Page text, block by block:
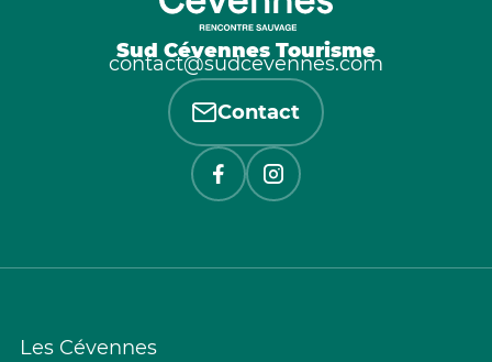
Sud Cévennes Tourisme
contact@sudcevennes.com
Contact
Les Cévennes